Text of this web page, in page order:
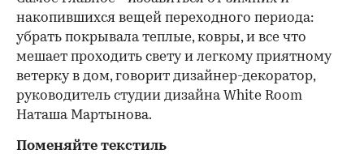
накопившихся вещей переходного периода:
убрать покрывала теплые, ковры, и все что
мешает проходить свету и легкому приятному
ветерку в дом, говорит дизайнер-декоратор,
руководитель студии дизайна White Room
Наташа Мартынова.
Поменяйте текстиль